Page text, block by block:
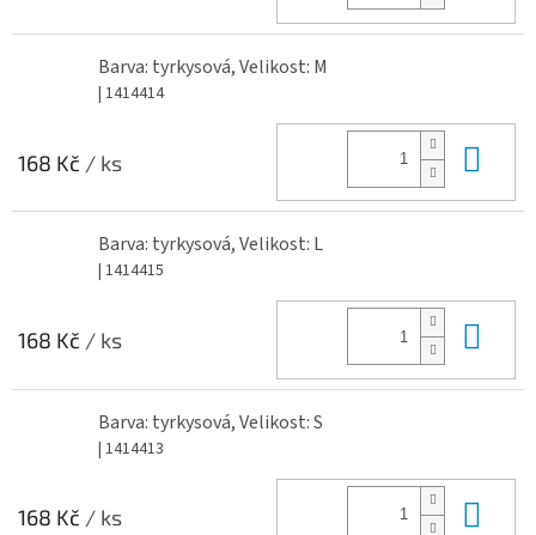
Barva: tyrkysová, Velikost: M
| 1414414
168 Kč / ks
Barva: tyrkysová, Velikost: L
| 1414415
168 Kč / ks
Barva: tyrkysová, Velikost: S
| 1414413
168 Kč / ks